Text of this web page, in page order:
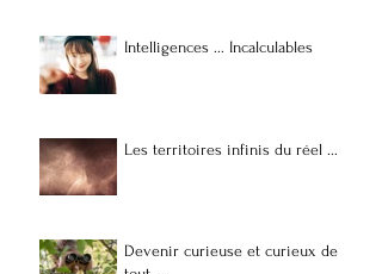
Intelligences ... Incalculables
Les territoires infinis du réel ...
Devenir curieuse et curieux de